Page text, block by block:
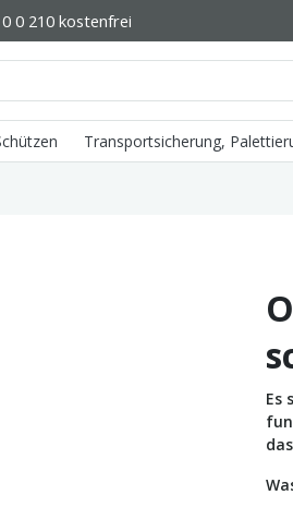
0 210 kostenfrei
Transportsicherung,
Es